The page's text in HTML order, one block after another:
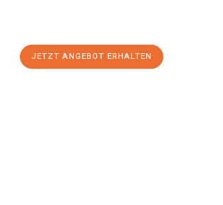
JETZT ANGEBOT ERHALTEN